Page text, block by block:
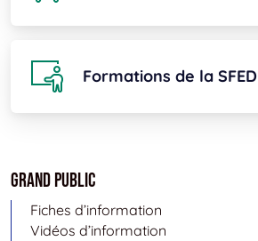
Formations de la SFED
Grand public
Fiches d’information
Vidéos d’information